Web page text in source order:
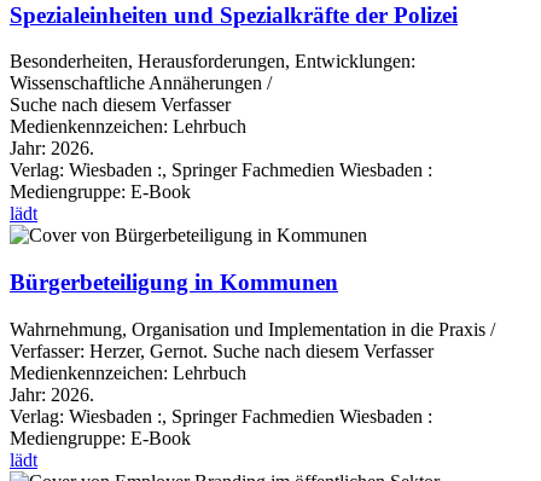
Spezialeinheiten und Spezialkräfte der Polizei
Besonderheiten, Herausforderungen, Entwicklungen:
Wissenschaftliche Annäherungen /
Suche nach diesem Verfasser
Medienkennzeichen: Lehrbuch
Jahr: 2026.
Verlag: Wiesbaden :, Springer Fachmedien Wiesbaden :
Mediengruppe: E-Book
lädt
Bürgerbeteiligung in Kommunen
Wahrnehmung, Organisation und Implementation in die Praxis /
Verfasser: Herzer, Gernot. Suche nach diesem Verfasser
Medienkennzeichen: Lehrbuch
Jahr: 2026.
Verlag: Wiesbaden :, Springer Fachmedien Wiesbaden :
Mediengruppe: E-Book
lädt